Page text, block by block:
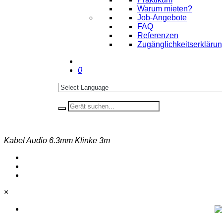
Warum mieten?
Job-Angebote
FAQ
Referenzen
0
Kabel Audio 6.3mm Klinke 3m
×